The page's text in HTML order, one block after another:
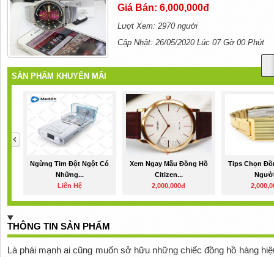
Giá Bán: 6,000,000đ
Lượt Xem: 2970 người
Cập Nhật: 26/05/2020 Lúc 07 Gờ 00 Phút
SẢN PHẨM KHUYẾN MÃI
Ngừng Tim Đột Ngột Có
Những...
Liên Hệ
Xem Ngay Mẫu Đồng Hồ
Citizen...
2,000,000đ
Tips Chọn
THÔNG TIN SẢN PHẨM
Là phái mạnh ai cũng muốn sở hữu những chiếc đồng hồ hàng